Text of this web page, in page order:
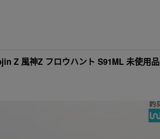
Z 風神Z フロウハント S91ML 未使用品